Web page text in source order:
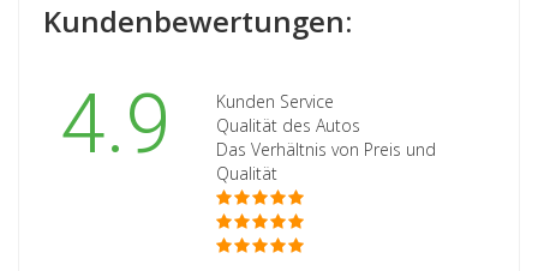
Kundenbewertungen:
4.9
Kunden Service
Qualität des Autos
Das Verhältnis von Preis und
Qualität